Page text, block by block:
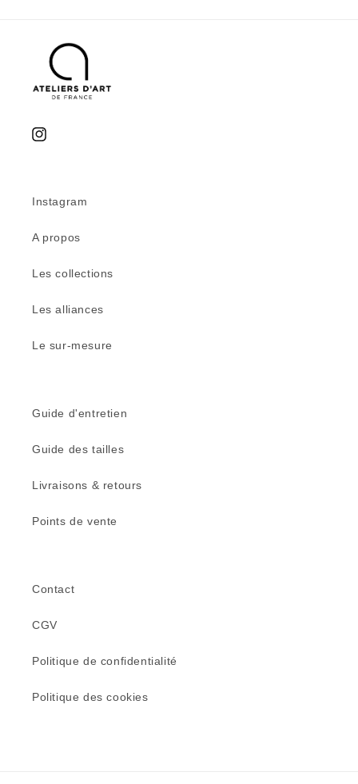
Instagram
Instagram
A propos
Les collections
Les alliances
Le sur-mesure
Guide d'entretien
Guide des tailles
Livraisons & retours
Points de vente
Contact
CGV
Politique de confidentialité
Politique des cookies